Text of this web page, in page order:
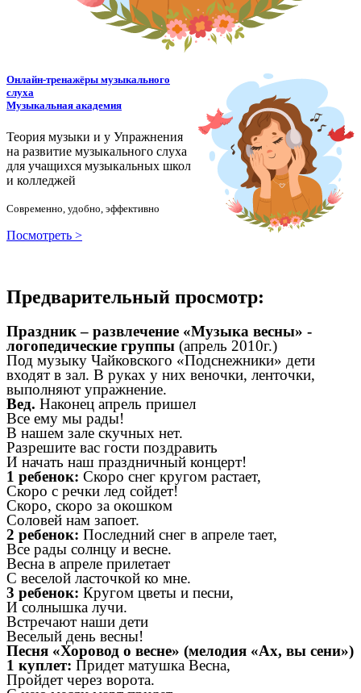
Онлайн-тренажёры музыкального
слуха
Музыкальная академия
Теория музыки и у Упражнения
на развитие музыкального слуха
для учащихся музыкальных школ
и колледжей
Современно, удобно, эффективно
Посмотреть >
Предварительный просмотр:
Праздник – развлечение «Музыка весны» -
логопедические группы (апрель 2010г.)
Под музыку Чайковского «Подснежники» дети
входят в зал. В руках у них веночки, ленточки,
выполняют упражнение.
Вед. Наконец апрель пришел
Все ему мы рады!
В нашем зале скучных нет.
Разрешите вас гости поздравить
И начать наш праздничный концерт!
1 ребенок: Скоро снег кругом растает,
Скоро с речки лед сойдет!
Скоро, скоро за окошком
Соловей нам запоет.
2 ребенок: Последний снег в апреле тает,
Все рады солнцу и весне.
Весна в апреле прилетает
С веселой ласточкой ко мне.
3 ребенок: Кругом цветы и песни,
И солнышка лучи.
Встречают наши дети
Веселый день весны!
Песня «Хоровод о весне» (мелодия «Ах, вы сени»)
1 куплет: Придет матушка Весна,
Пройдет через ворота.